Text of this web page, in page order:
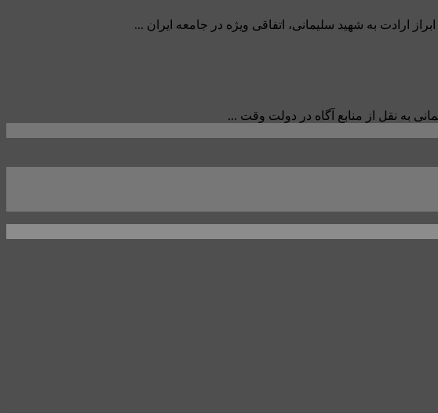
به شهید سلیمانی، اتفاقی ویژه در جامعه ایران ...
به نقل از منابع آگاه در دولت وقت ...